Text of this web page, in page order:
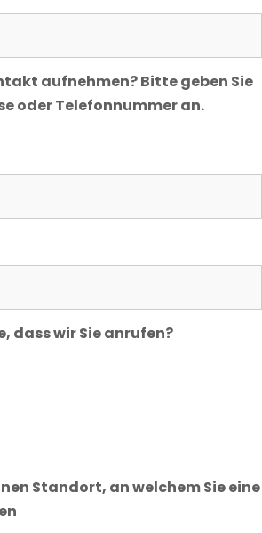
aufnehmen? Bitte geben Sie
oder Telefonnummer an.
dass wir Sie anrufen?
Standort, an welchem Sie eine